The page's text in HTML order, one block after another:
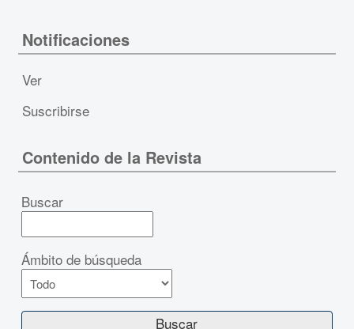
Notificaciones
Ver
Suscribirse
Contenido de la Revista
Buscar
Ámbito de búsqueda